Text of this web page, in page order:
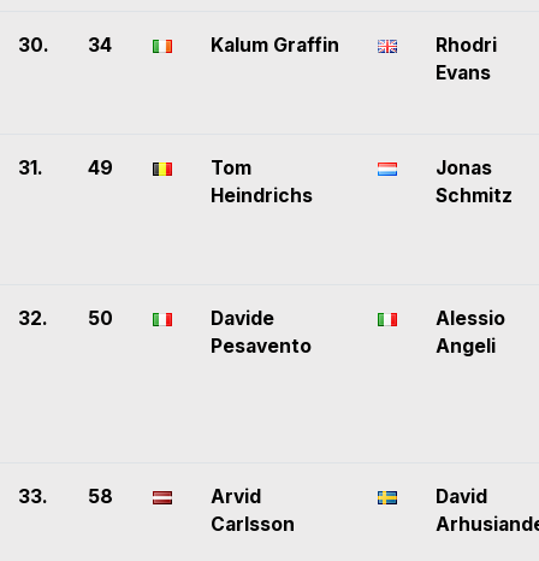
30. 34 Kalum Graffin
Rhodri
Evans
31. 49
Tom
Heindrichs
Jonas
Schmitz
32. 50
Davide
Pesavento
Alessio
Angeli
33. 58
Arvid
Carlsson
David